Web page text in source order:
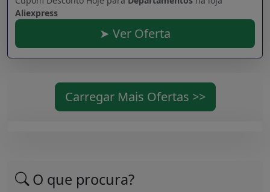
Aliexpress
➤ Ver Oferta
Carregar Mais Ofertas >>
O que procura?